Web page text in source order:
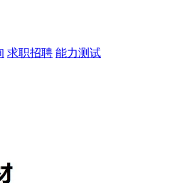
求职招聘 能力测试